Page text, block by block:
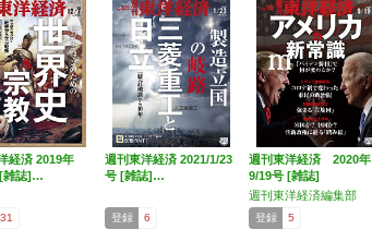
経済 2019年
雑誌]…
31
週刊東洋経済 2021/1/23
号 [雑誌]…
登録 6
週刊東洋経済 2020年
9/19号 [雑誌]
週刊東洋経済編集部
登録 5